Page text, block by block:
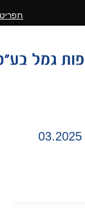
תפריט